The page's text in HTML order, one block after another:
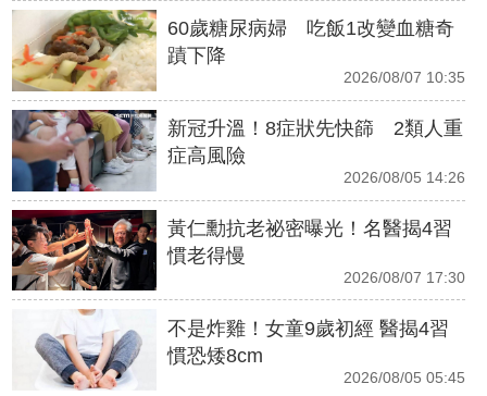
60歲糖尿病婦 吃飯1改變血糖奇
蹟下降
2026/08/07 10:35
新冠升溫！8症狀先快篩 2類人重
症高風險
2026/08/05 14:26
黃仁勳抗老祕密曝光！名醫揭4習
慣老得慢
2026/08/07 17:30
不是炸雞！女童9歲初經 醫揭4習
慣恐矮8cm
2026/08/05 05:45